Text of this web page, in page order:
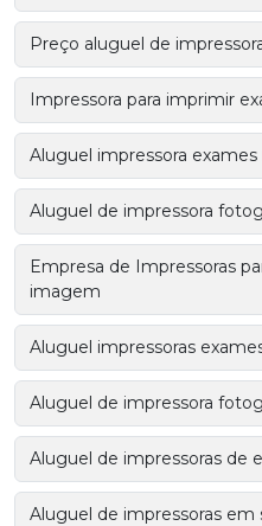
Preço aluguel de
Impressora para imprimir
Aluguel impressora
Aluguel de impressora
Empresa de Impressoras
imagem
Aluguel impressoras
Aluguel de impressora
Aluguel de impressoras de
Aluguel de impressoras em